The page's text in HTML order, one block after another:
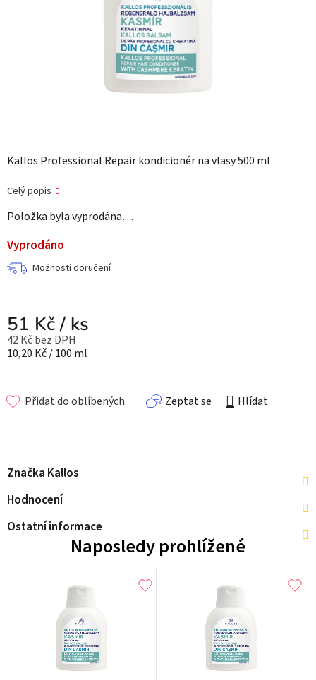
Kallos Professional Repair kondicionér na vlasy 500 ml
Celý popis
Položka byla vyprodána…
Vyprodáno
Možnosti doručení
51 Kč/ ks
42 Kč bez DPH
Měrná cena:
10,20 Kč / 100 ml
Zeptat se Hlídat
Přidat do oblíbených
Značka Kallos
Hodnocení
Ostatní informace
Naposledy prohlížené